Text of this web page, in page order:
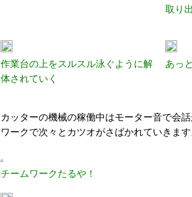
取り
作業台の上をスルスル泳ぐように解
体されていく
あっ
カッターの機械の稼働中はモーター音で会
ワークで次々とカツオがさばかれていきます
チームワークたるや！